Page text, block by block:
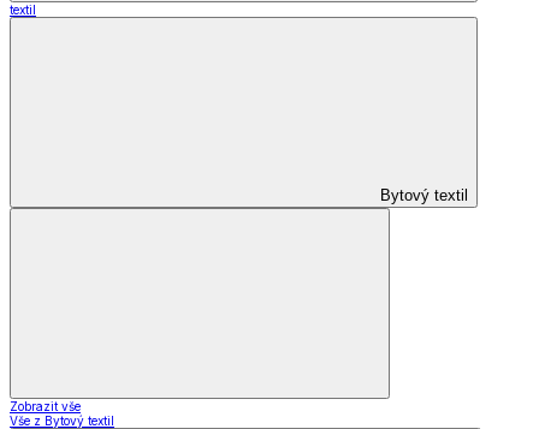
textil
Bytový textil
Zobrazit vše
Vše z Bytový textil